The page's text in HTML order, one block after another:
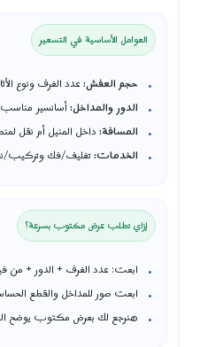
العوامل الأساسية في التسعير
حجم العفش:عدد الغرف ونوع
الدور والمداخل:أسانسير
المسافة:داخل المنيل أم نقل
الخدمات:تغليف/فك
إزاي تطلب عرض مكتوب بسرعة؟
ابعت: عدد الغرف + الدور + من
ابعت صور للمداخل والقطع
هنرجع لك بعرض مكتوب يوضح